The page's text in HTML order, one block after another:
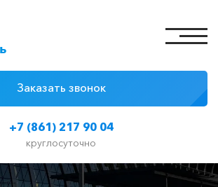
+7 (861) 217 90 04
круглосуточно
Заказать звонок
Цены на такси
Классы автомобилей